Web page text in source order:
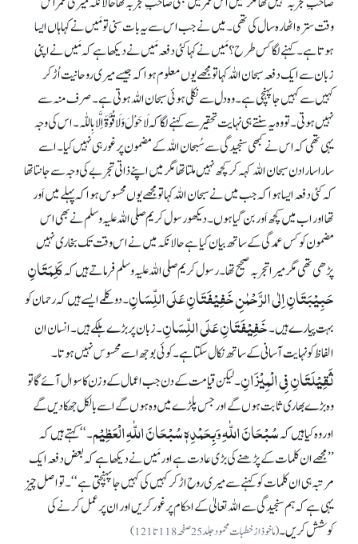
وقت سترہ اٹھارہ سال کی تھی۔ میں نے جب اس سے یہ بات سنی تو مَیں نے کہا ہاں ایسا
ہوتا ہے۔ کہنے لگا کس طرح؟ مَیں نے کہا کئی دفعہ مَیں نے دیکھا ہے کہ مَیں نے اپنی
زبان سے ایک دفعہ سبحان اللہ کہا تو مجھے یوں معلوم ہوا کہ جیسے میری روحانیت اُڑ کر
کہیں سے کہیں جا پہنچی ہے۔ وہ دل سے نکلی ہوئی سبحان اللہ ہوتی ہے۔ صرف منہ سے
نہیں ہوتی۔ تو وہ یہ سنتے ہی نہایت تحقیر سے کہنے لگا کہ لَاحَوْلَ وَلَا قُوَّۃَ اِلَّا بِاللّٰہ۔ اس کی وجہ
یہی تھی کہ اس نے کبھی سنجیدگی سے سُبحان اللہ کے مضمون پر غور ہی نہیں کیا۔ اسے
سارا سارا دن سبحان اللہ کہہ کر کچھ نہیں ملتا تھا مگر میں اپنے ذاتی تجربے کی وجہ سے جانتا تھا
کہ کئی دفعہ ایسا ہوا کہ جب میں نے سبحان اللہ کہا تو مجھے یوں محسوس ہوا کہ پہلے میں اَور
تھا اور اب میں کچھ اَور بن گیا ہوں۔ دیکھو رسول کریم صلی اللہ علیہ وسلم نے بھی اس
مضمون کو کس عمدگی کے ساتھ بیان کیا ہے حالانکہ میں نے اس وقت تک بخاری نہیں
پڑھی تھی مگر میرا تجربہ صحیح تھا۔ رسول کریم صلی اللہ علیہ وسلم فرماتے ہیں کہکَلِمَتَانِ
حَبِیْبَتَانِ اِلٰی الرَّحْمٰنِ خَفِیْفَتَانِ عَلَی اللِّسَانِ۔ دو کلمے ایسے ہیں کہ رحمان کو
بہت پیارے ہیں۔خَفِیْفَتَانِ عَلَی اللِّسَانِ۔ زبان پر بڑے ہلکے ہیں۔ انسان ان
الفاظ کو نہایت آسانی کے ساتھ نکال سکتا ہے۔ کوئی بوجھ اسے محسوس نہیں ہوتا۔
ثَقِیْلَتَانِ فِی الْمِیْزَانِ۔ لیکن قیامت کے دن جب اعمال کے وزن کا سوال آئے گا تو
وہ بڑے بھاری ثابت ہوں گے اور جس پلڑے میں وہ ہوں گے اسے بالکل جھکا دیں گے
اور وہ کیا ہیں کہسُبْحَانَ اللّٰہِ وَبِحَمْدِہٖ سُبْحَانَ اللّٰہِ الْعَظِیْم۔‘‘ کہتے ہیں کہ
’’مجھے ان کلمات کے پڑھنے کی بڑی عادت ہے اور مَیں نے دیکھا ہے کہ بعض دفعہ ایک
مرتبہ ہی ان کلمات کو کہنے سے میری روح اڑ کر کہیں کی کہیں جا پہنچتی ہے‘‘۔ تو اصل چیز
یہی ہے کہ ہم سنجیدگی سے اللہ تعالیٰ کے احکام پر غور کریں اور ان پر عمل کرنے کی
کوشش کریں۔(ماخوذ از خطبات محمود جلد 25 صفحہ 118 تا 121)